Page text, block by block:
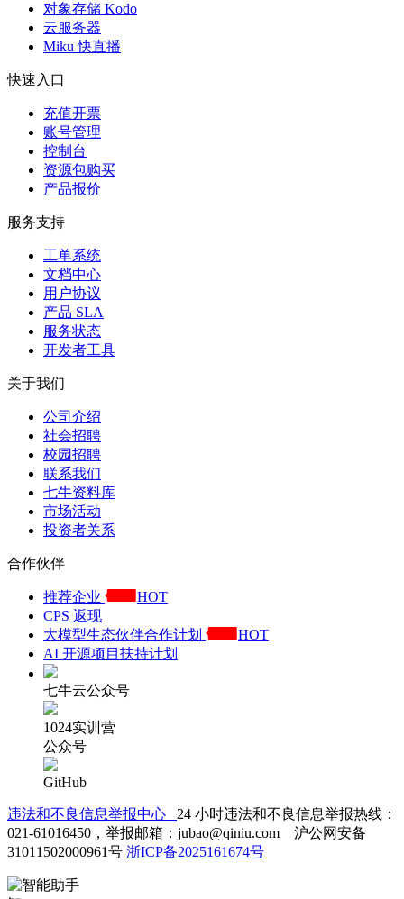
对象存储 Kodo
云服务器
Miku 快直播
快速入口
充值开票
账号管理
控制台
资源包购买
产品报价
服务支持
工单系统
文档中心
用户协议
产品 SLA
服务状态
开发者工具
关于我们
公司介绍
社会招聘
校园招聘
联系我们
七牛资料库
市场活动
投资者关系
合作伙伴
推荐企业
HOT
CPS 返现
大模型生态伙伴合作计划
HOT
AI 开源项目扶持计划
七牛云公众号
1024实训营
公众号
GitHub
违法和不良信息举报中心 24 小时违法和不良信息举报热线：
021-61016450，举报邮箱：jubao@qiniu.com 沪公网安备
31011502000961号 浙ICP备2025161674号